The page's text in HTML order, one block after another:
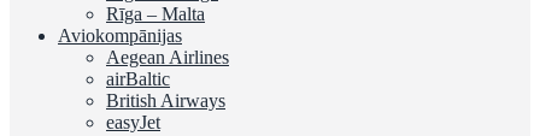
Rīga – Malta
Aviokompānijas
Aegean Airlines
airBaltic
British Airways
easyJet